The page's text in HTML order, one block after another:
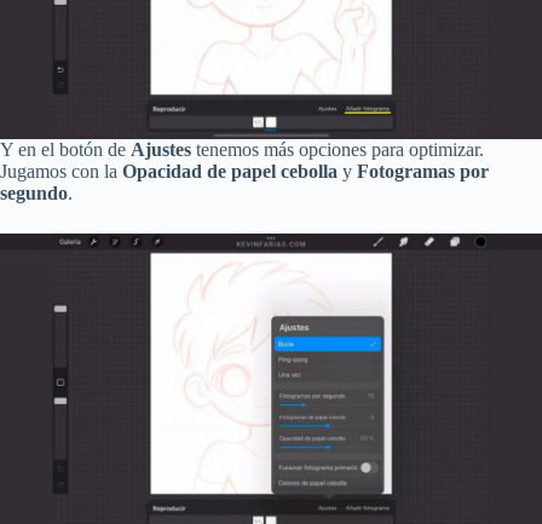
Y en el botón de Ajustes tenemos más opciones para optimizar.
Jugamos con la Opacidad de papel cebolla y Fotogramas por
segundo.